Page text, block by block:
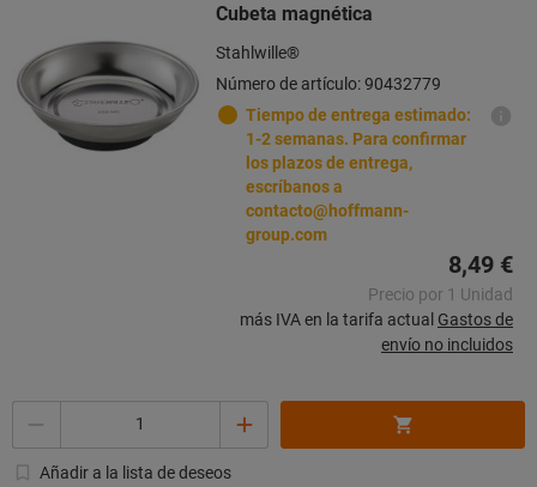
Cubeta magnética
Stahlwille®
Número de artículo: 90432779
Tiempo de entrega estimado:
1-2 semanas. Para confirmar
los plazos de entrega,
escríbanos a
contacto@hoffmann-
group.com
8,49 €
Precio por 1 Unidad
más IVA en la tarifa actual Gastos de
envío no incluidos
Añadir a la lista de deseos